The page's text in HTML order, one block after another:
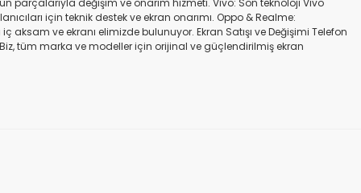
parçalarıyla değişim ve onarım hizmeti. Vivo: Son teknoloji Vivo
için teknik destek ve ekran onarımı. Oppo & Realme:
ve ekranı elimizde bulunuyor. Ekran Satışı ve Değişimi Telefon
Biz, tüm marka ve modeller için orijinal ve güçlendirilmiş ekran
değişimi ve tamiri Batarya değişimi Neden Bizi Tercih Etmelisiniz?